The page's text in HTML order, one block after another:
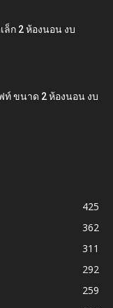
ล็ก 2 ห้องนอน งบ
ขนาด 2 ห้องนอน งบ
425
362
311
292
259